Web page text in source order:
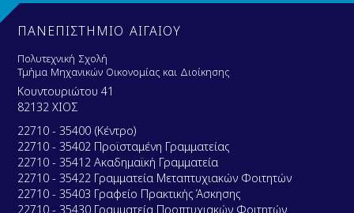
ΠΑΝΕΠΙΣΤΗΜΙΟ ΑΙΓΑΙΟΥ
Πολυτεχνική Σχολή
Τμήμα Μηχανικών Οικονομίας και Διοίκησης
Κουντουριώτου 41
82132 ΧΙΟΣ
22710 - 35400 (Κέντρο)
22710 - 35402 Προϊσταμένη Γραμματείας
22710 - 35412 Ακαδημαϊκή Γραμματεία
22710 - 35422 Γραμματεία Μεταπτυχιακών Φοιτητών
22710 - 35403 Γραφείο Πρακτικής Άσκησης
22710 - 35430 Γραμματεία Προπτυχιακών Φοιτητών